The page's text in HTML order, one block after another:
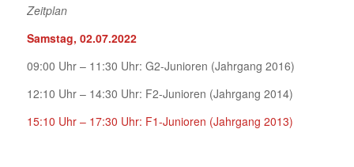
Zeitplan
Samstag, 02.07.2022
09:00 Uhr – 11:30 Uhr: G2-Junioren (Jahrgang 2016)
12:10 Uhr – 14:30 Uhr: F2-Junioren (Jahrgang 2014)
15:10 Uhr – 17:30 Uhr: F1-Junioren (Jahrgang 2013)